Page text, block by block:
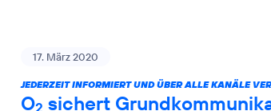
17. März 2020
JEDERZEIT INFORMIERT UND ÜBER ALLE KANÄLE
O2 sichert